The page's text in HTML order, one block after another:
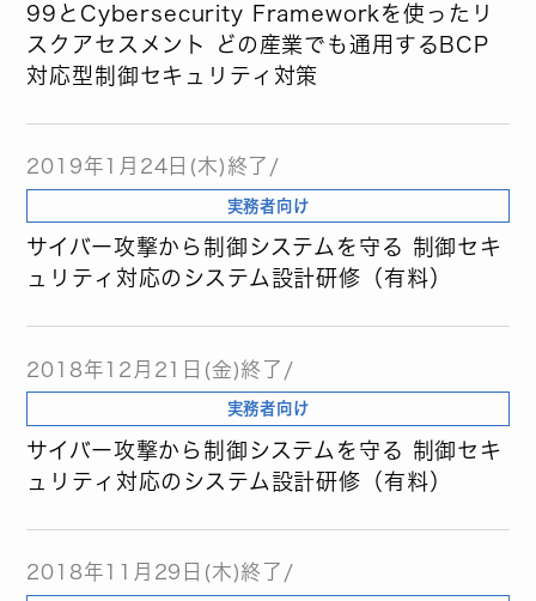
99とCybersecurity Frameworkを使ったリ
スクアセスメント どの産業でも通用するBCP
対応型制御セキュリティ対策
2019年1月24日(木)終了/
実務者向け
サイバー攻撃から制御システムを守る 制御セキ
ュリティ対応のシステム設計研修（有料）
2018年12月21日(金)終了/
実務者向け
サイバー攻撃から制御システムを守る 制御セキ
ュリティ対応のシステム設計研修（有料）
2018年11月29日(木)終了/